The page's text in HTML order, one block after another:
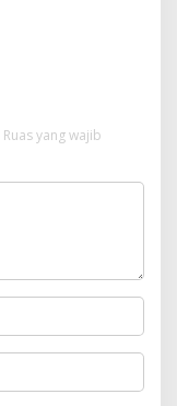
Ruas yang wajib